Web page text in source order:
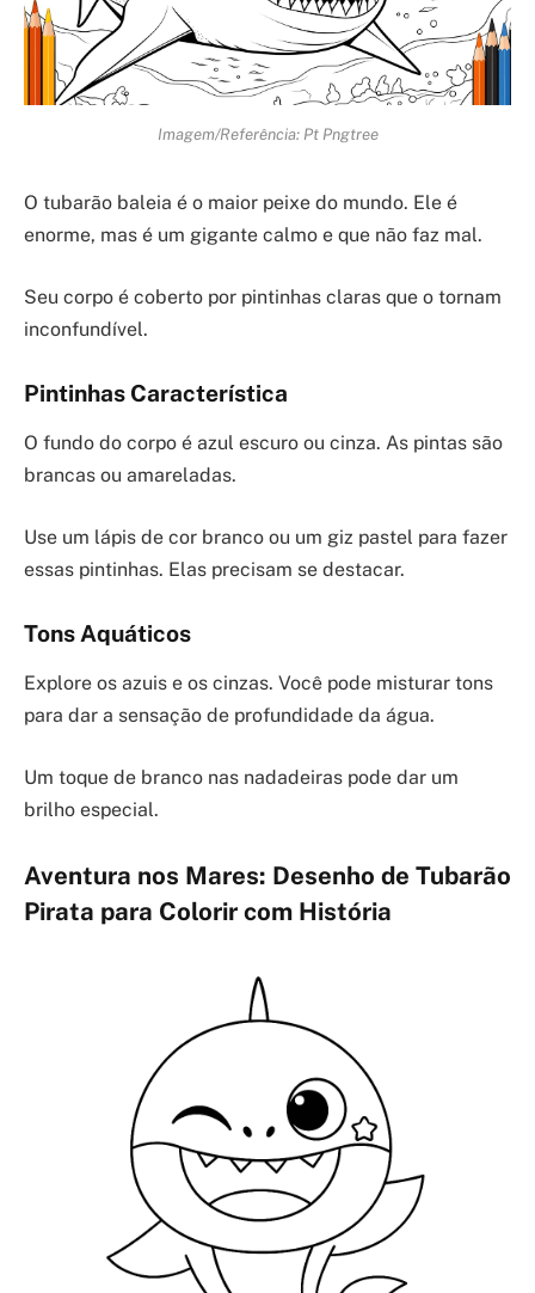
Imagem/Referência: Pt Pngtree
O tubarão baleia é o maior peixe do mundo. Ele é
enorme, mas é um gigante calmo e que não faz mal.
Seu corpo é coberto por pintinhas claras que o tornam
inconfundível.
Pintinhas Característica
O fundo do corpo é azul escuro ou cinza. As pintas são
brancas ou amareladas.
Use um lápis de cor branco ou um giz pastel para fazer
essas pintinhas. Elas precisam se destacar.
Tons Aquáticos
Explore os azuis e os cinzas. Você pode misturar tons
para dar a sensação de profundidade da água.
Um toque de branco nas nadadeiras pode dar um
brilho especial.
Aventura nos Mares: Desenho de Tubarão
Pirata para Colorir com História